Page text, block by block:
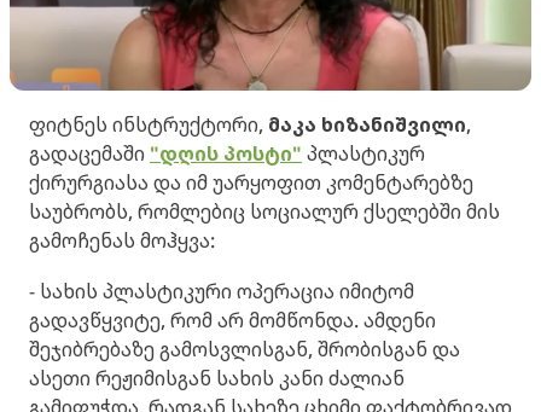
ფიტნეს ინსტრუქტორი, მაკა ხიზანიშვილი,
გადაცემაში "დღის პოსტი" პლასტიკურ
ქირურგიასა და იმ უარყოფით კომენტარებზე
საუბრობს, რომლებიც სოციალურ ქსელებში მის
გამოჩენას მოჰყვა:
- სახის პლასტიკური ოპერაცია იმიტომ
გადავწყვიტე, რომ არ მომწონდა. ამდენი
შეჯიბრებაზე გამოსვლისგან, შრობისგან და
ასეთი რეჟიმისგან სახის კანი ძალიან
გამიფუჭდა. რადგან სახეზე ცხიმი ფაქტობრივად